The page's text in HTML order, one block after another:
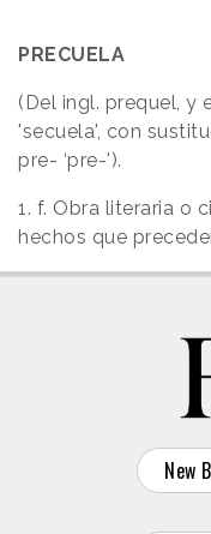
PRECUELA
(Del ingl. prequel, y
'secuela', con
pre- ‘pre-').
1. f. Obra literaria o
hechos que
New